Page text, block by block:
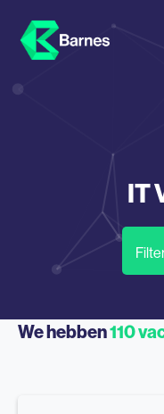
IT
We hebben110